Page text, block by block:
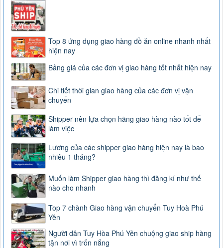
Top 8 ứng dụng giao hàng đồ ăn online nhanh nhất
hiện nay
Bảng giá của các đơn vị giao hàng tốt nhất hiện nay
Chi tiết thời gian giao hàng của các đơn vị vận
chuyển
Shipper nên lựa chọn hãng giao hàng nào tốt để
làm việc
Lương của các shipper giao hàng hiện nay là bao
nhiêu 1 tháng?
Muốn làm Shipper giao hàng thì đăng kí như thế
nào cho nhanh
Top 7 chành Giao hàng vận chuyển Tuy Hoà Phú
Yên
Người dân Tuy Hòa Phú Yên chuộng giao ship hàng
tận nơi vì trốn nắng